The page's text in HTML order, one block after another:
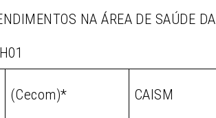
NA ÁREA DE SAÚDE
(Cecom)* CAISM